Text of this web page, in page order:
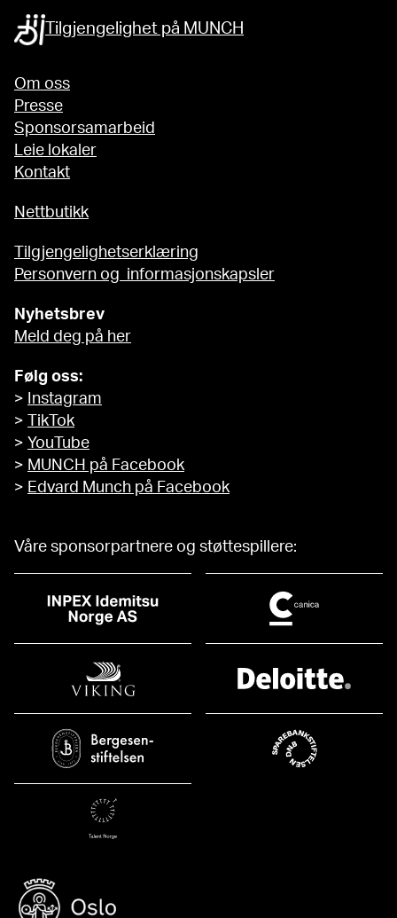
Tilgjengelighet på MUNCH
Om oss
Presse
Sponsorsamarbeid
Leie lokaler
Kontakt
Nettbutikk
Tilgjengelighetserklæring
Personvern og informasjonskapsler
Nyhetsbrev
Meld deg på her
Følg oss:
>
Instagram
>
TikTok
> YouTube
> MUNCH på Facebook
> Edvard Munch på Facebook
Våre sponsorpartnere og støttespillere: